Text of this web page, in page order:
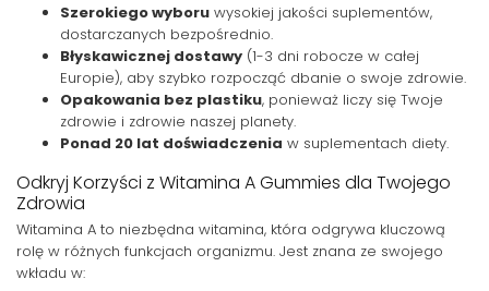
Szerokiego wyboru wysokiej jakości suplementów,
dostarczanych bezpośrednio.
Błyskawicznej dostawy (1-3 dni robocze w całej
Europie), aby szybko rozpocząć dbanie o swoje zdrowie.
Opakowania bez plastiku, ponieważ liczy się Twoje
zdrowie i zdrowie naszej planety.
Ponad 20 lat doświadczenia w suplementach diety.
Odkryj Korzyści z Witamina A Gummies dla Twojego
Zdrowia
Witamina A to niezbędna witamina, która odgrywa kluczową
rolę w różnych funkcjach organizmu. Jest znana ze swojego
wkładu w: